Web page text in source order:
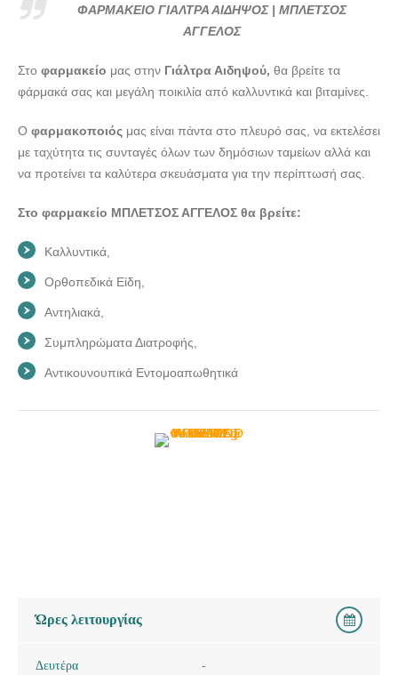
ΦΑΡΜΑΚΕΙΟ ΓΙΑΛΤΡΑ ΑΙΔΗΨΟΣ | ΜΠΛΕΤΣΟΣ ΑΓΓΕΛΟΣ
--- doctors4u.gr
ΦΑΡΜΑΚΕΙΟ ΓΙΑΛΤΡΑ ΑΙΔΗΨΟΣ | ΜΠΛΕΤΣΟΣ
ΑΓΓΕΛΟΣ
Στο φαρμακείο μας στην Γιάλτρα Αιδηψού, θα βρείτε τα
φάρμακά σας και μεγάλη ποικιλία από καλλυντικά και βιταμίνες.
Ο φαρμακοποιός μας είναι πάντα στο πλευρό σας, να εκτελέσει
με ταχύτητα τις συνταγές όλων των δημόσιων ταμείων αλλά και
να προτείνει τα καλύτερα σκευάσματα για την περίπτωσή σας.
Στο φαρμακείο ΜΠΛΕΤΣΟΣ ΑΓΓΕΛΟΣ θα βρείτε:
Καλλυντικά,
Ορθοπεδικά Είδη,
Αντηλιακά,
Συμπληρώματα Διατροφής,
Αντικουνουπικά Εντομοαπωθητικά
Ώρες λειτουργίας
Δευτέρα
-